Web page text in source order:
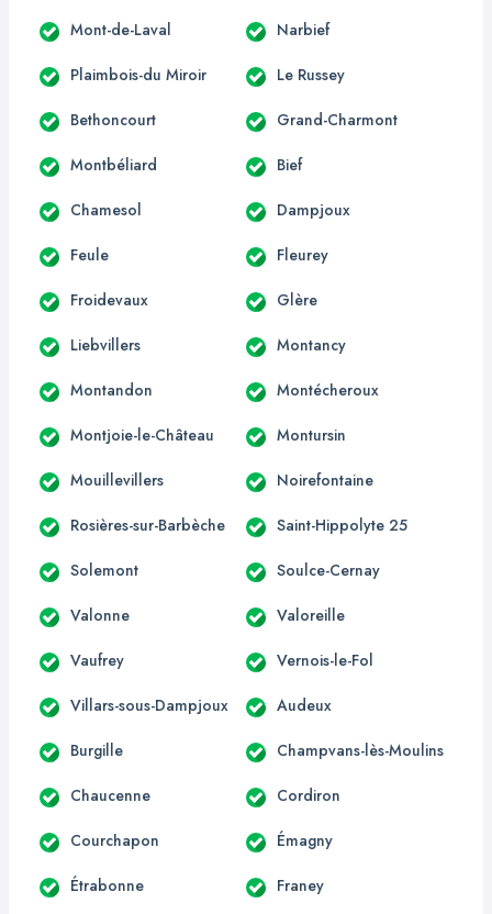
Mont-de-Laval Narbief
Plaimbois-du Miroir Le Russey
Bethoncourt Grand-Charmont
Montbéliard Bief
Chamesol Dampjoux
Feule Fleurey
Froidevaux Glère
Liebvillers Montancy
Montandon Montécheroux
Montjoie-le-Château Montursin
Mouillevillers Noirefontaine
Rosières-sur-Barbèche Saint-Hippolyte 25
Solemont Soulce-Cernay
Valonne Valoreille
Vaufrey Vernois-le-Fol
Villars-sous-Dampjoux Audeux
Burgille Champvans-lès-Moulins
Chaucenne Cordiron
Courchapon Émagny
Étrabonne Franey